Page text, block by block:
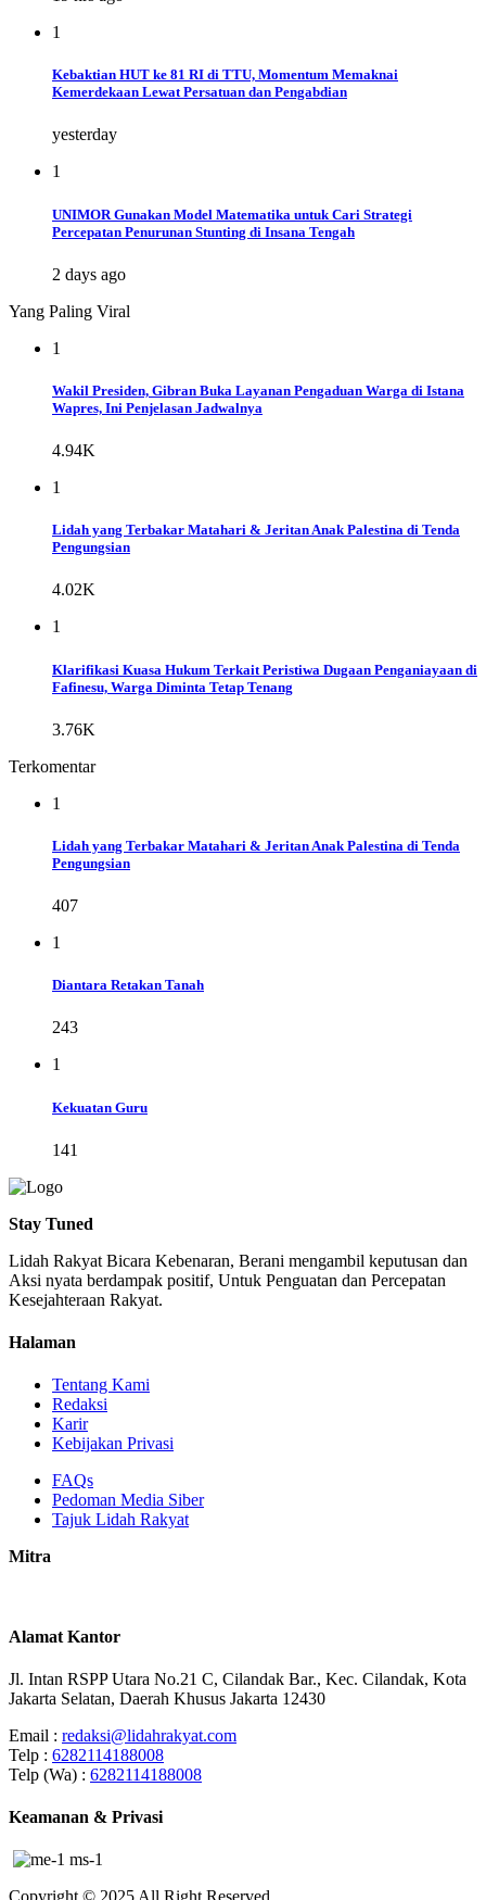
1
Kebaktian HUT ke 81 RI di TTU, Momentum Memaknai
Kemerdekaan Lewat Persatuan dan Pengabdian
yesterday
1
UNIMOR Gunakan Model Matematika untuk Cari Strategi
Percepatan Penurunan Stunting di Insana Tengah
2 days ago
Yang Paling Viral
1
Wakil Presiden, Gibran Buka Layanan Pengaduan Warga di Istana
Wapres, Ini Penjelasan Jadwalnya
4.94K
1
Lidah yang Terbakar Matahari & Jeritan Anak Palestina di Tenda
Pengungsian
4.02K
1
Klarifikasi Kuasa Hukum Terkait Peristiwa Dugaan Penganiayaan di
Fafinesu, Warga Diminta Tetap Tenang
3.76K
Terkomentar
1
Lidah yang Terbakar Matahari & Jeritan Anak Palestina di Tenda
Pengungsian
407
1
Diantara Retakan Tanah
243
1
Kekuatan Guru
141
Stay Tuned
Lidah Rakyat Bicara Kebenaran, Berani mengambil keputusan dan
Aksi nyata berdampak positif, Untuk Penguatan dan Percepatan
Kesejahteraan Rakyat.
Halaman
Tentang Kami
Redaksi
Karir
Kebijakan Privasi
FAQs
Pedoman Media Siber
Tajuk Lidah Rakyat
Mitra
Alamat Kantor
Jl. Intan RSPP Utara No.21 C, Cilandak Bar., Kec. Cilandak, Kota
Jakarta Selatan, Daerah Khusus Jakarta 12430
Email : redaksi@lidahrakyat.com
Telp : 6282114188008
Telp (Wa) : 6282114188008
Keamanan & Privasi